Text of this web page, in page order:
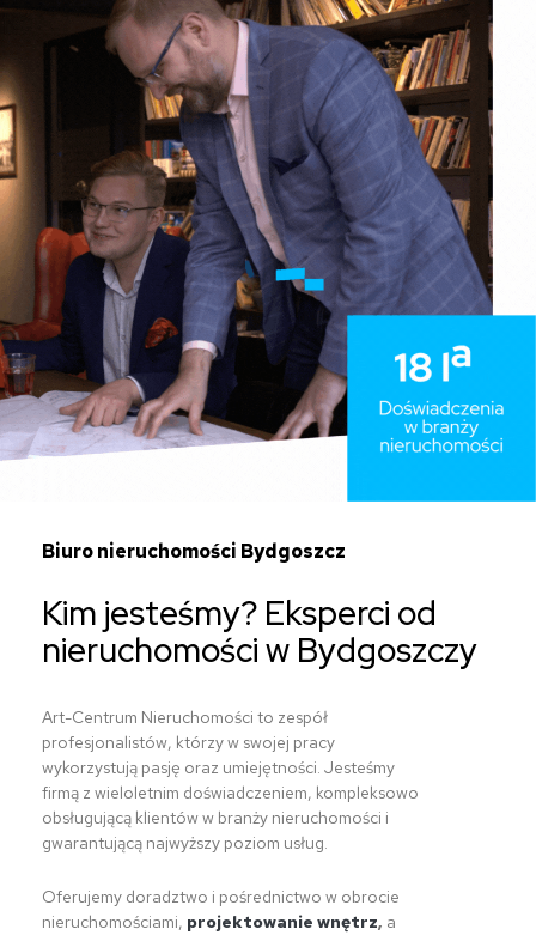
Biuro nieruchomości Bydgoszcz
Kim jesteśmy? Eksperci od
nieruchomości w Bydgoszczy
Art-Centrum Nieruchomości to zespół
profesjonalistów, którzy w swojej pracy
wykorzystują pasję oraz umiejętności. Jesteśmy
firmą z wieloletnim doświadczeniem, kompleksowo
obsługującą klientów w branży nieruchomości i
gwarantującą najwyższy poziom usług.
Oferujemy doradztwo i pośrednictwo w obrocie
nieruchomościami, projektowanie wnętrz, a